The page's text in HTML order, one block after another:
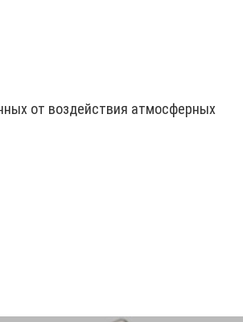
от воздействия атмосферных